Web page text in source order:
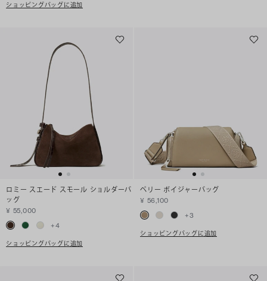
ショッピングバッグに追加
ロミー スエード スモール ショルダーバ
ッグ
¥ 55,000
+4
ショッピングバッグに追加
ペリー ボイジャーバッグ
¥ 56,100
+3
ショッピングバッグに追加